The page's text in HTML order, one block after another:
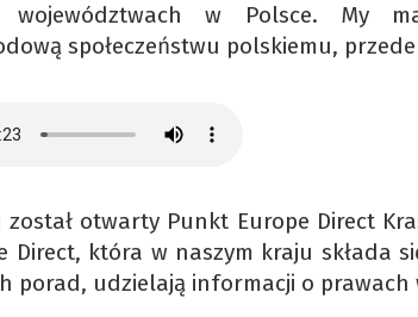
województwach w Polsce. My
społeczeństwu polskiemu,
został otwarty Punkt Europe Direct
Direct, która w naszym kraju składa
porad, udzielają informacji o